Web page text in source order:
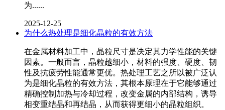
为......
2025-12-25
为什么热处理是细化晶粒的有效方法
在金属材料加工中，晶粒尺寸是决定其力学性能的关键
因素。一般而言，晶粒越细小，材料的强度、硬度、韧
性及抗疲劳性能通常更优。热处理工艺之所以被广泛认
为是细化晶粒的有效方法，其根本原理在于它能够通过
精确控制加热与冷却过程，改变金属的内部结构，诱导
相变重结晶和再结晶，从而获得更细小的晶粒组织。